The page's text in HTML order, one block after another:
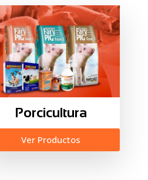
Porcicultura
Ver Productos